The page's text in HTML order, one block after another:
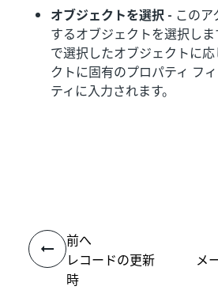
オブジェクトを選択 - このア
するオブジェクトを選択し
で選択したオブジェクトに
クトに固有のプロパティ フ
ティに入力されます。
前へ
レコードの更新
時
メ